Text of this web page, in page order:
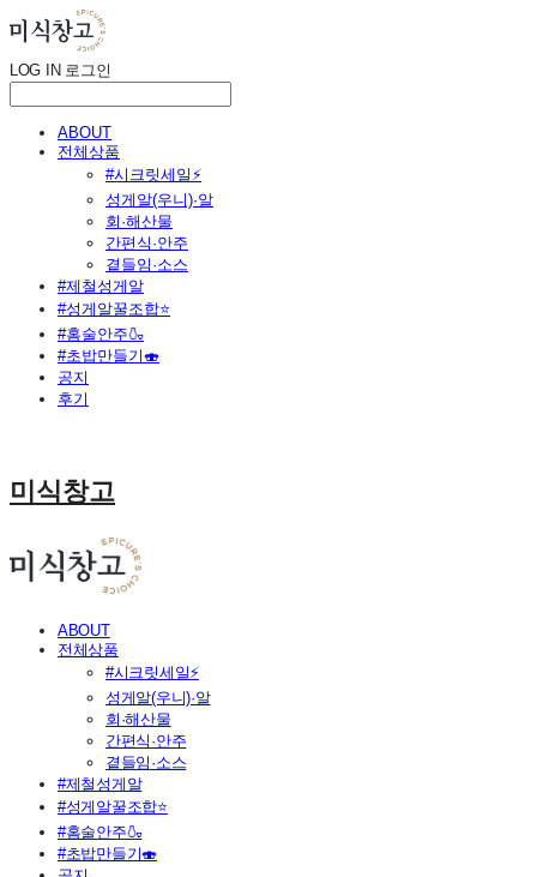
LOG IN 로그인
ABOUT
전체상품
#시크릿세일⚡
성게알(우니)·알
회·해산물
간편식·안주
곁들임·소스
#제철성게알
#성게알꿀조합⭐
#홈술안주🍶
#초밥만들기🍣
공지
후기
미식창고
ABOUT
전체상품
#시크릿세일⚡
성게알(우니)·알
회·해산물
간편식·안주
곁들임·소스
#제철성게알
#성게알꿀조합⭐
#홈술안주🍶
#초밥만들기🍣